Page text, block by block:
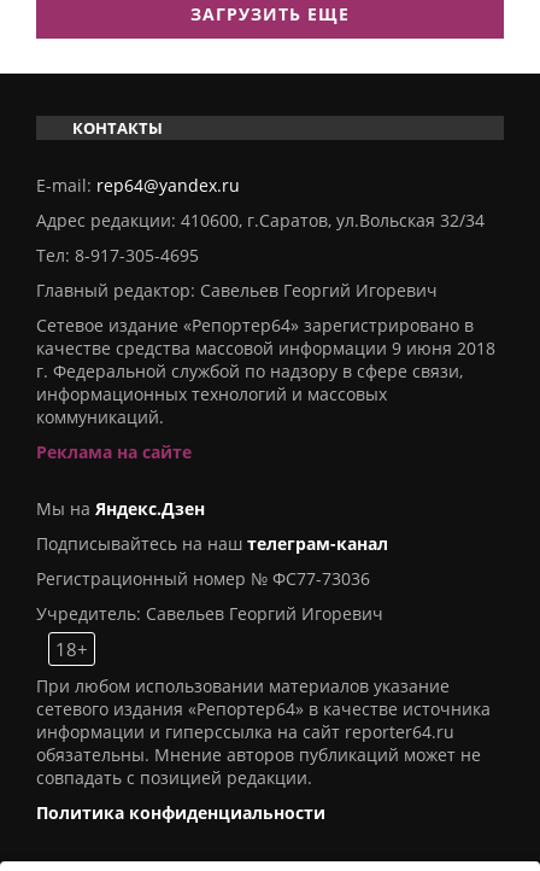
ЗАГРУЗИТЬ ЕЩЕ
КОНТАКТЫ
E-mail: rep64@yandex.ru
Адрес редакции: 410600, г.Саратов, ул.Вольская 32/34
Тел: 8-917-305-4695
Главный редактор: Савельев Георгий Игоревич
Сетевое издание «Репортер64» зарегистрировано в
качестве средства массовой информации 9 июня 2018
г. Федеральной службой по надзору в сфере связи,
информационных технологий и массовых
коммуникаций.
Реклама на сайте
Мы на Яндекс.Дзен
Подписывайтесь на наш телеграм-канал
Регистрационный номер № ФС77-73036
Учредитель: Савельев Георгий Игоревич
18+
При любом использовании материалов указание
сетевого издания «Репортер64» в качестве источника
информации и гиперссылка на сайт reporter64.ru
обязательны. Мнение авторов публикаций может не
совпадать с позицией редакции.
Политика конфиденциальности